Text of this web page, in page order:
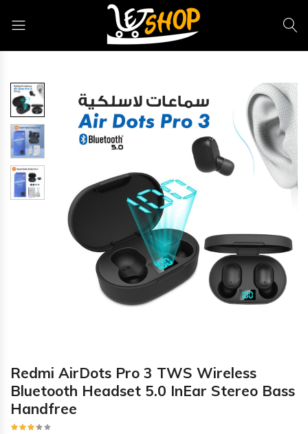
Redmi AirDots Pro 3 TWS Wireless
Bluetooth Headset 5.0 InEar Stereo Bass
Handfree